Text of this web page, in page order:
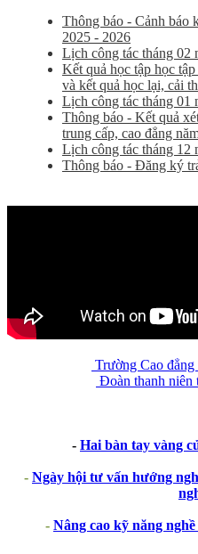
Thông báo - Cảnh báo
2025 - 2026
Lịch công tác tháng 02
Kết quả học tập học
và kết quả học lại, cải
Lịch công tác tháng 01
Thông báo - Kết quả
trung cấp, cao đẳng
Lịch công tác tháng 12
Thông báo - Đăng ký
Trường Cao
Đoàn thanh
- Hai bàn tay vàng
- Ngày hội tư vấn hướng
- Nâng cao kỹ năng